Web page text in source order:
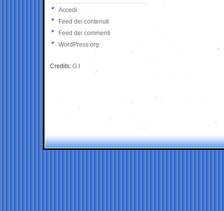
Accedi
Feed dei contenuti
Feed dei commenti
WordPress.org
Credits: G.I